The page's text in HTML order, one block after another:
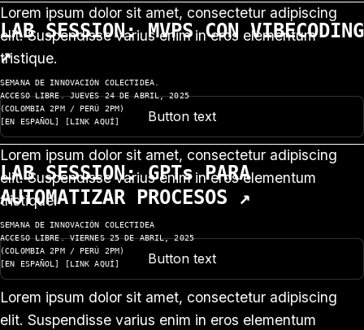
Lorem ipsum dolor sit amet, consectetur adipiscing
elit. Suspendisse varius enim in eros elementum
tristique.
Button text
LAB SESSION: MVPS CON VIBECODING
↗
SEMANA DE INNOVACIÓN COLECTIDEA.
ACCESO LIBRE. JUEVES 24 DE ABRIL, 2025
(COLOMBIA 2PM / PERÚ 2PM)
[EN ESPAÑOL] [LINK AQUÍ]
Lorem ipsum dolor sit amet, consectetur adipiscing
elit. Suspendisse varius enim in eros elementum
tristique.
Button text
LAB SESSION: GPTs PARA
AUTOMATIZAR PROCESOS ↗
SEMANA DE INNOVACIÓN COLECTIDEA
ACCESO LIBRE. VIERNES 25 DE ABRIL, 2025
(COLOMBIA 2PM / PERÚ 2PM)
[EN ESPAÑOL] [LINK AQUÍ]
Lorem ipsum dolor sit amet, consectetur adipiscing
elit. Suspendisse varius enim in eros elementum